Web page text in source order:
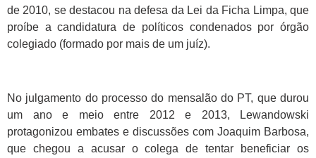
de 2010, se destacou na defesa da Lei da Ficha Limpa, que
proíbe a candidatura de políticos condenados por órgão
colegiado (formado por mais de um juíz).
No julgamento do processo do mensalão do PT, que durou
um ano e meio entre 2012 e 2013, Lewandowski
protagonizou embates e discussões com Joaquim Barbosa,
que chegou a acusar o colega de tentar beneficiar os